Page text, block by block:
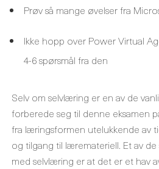
Prøv så mange øvelser fra
Ikke hopp over Power Virtual
4-6 spørsmål fra den
Selv om selvlæring er en av de
forberede seg til denne eksamen
fra læringsformen utelukkende av
og tilgang til læremateriell. Et av
med selvlæring er at det er et hav